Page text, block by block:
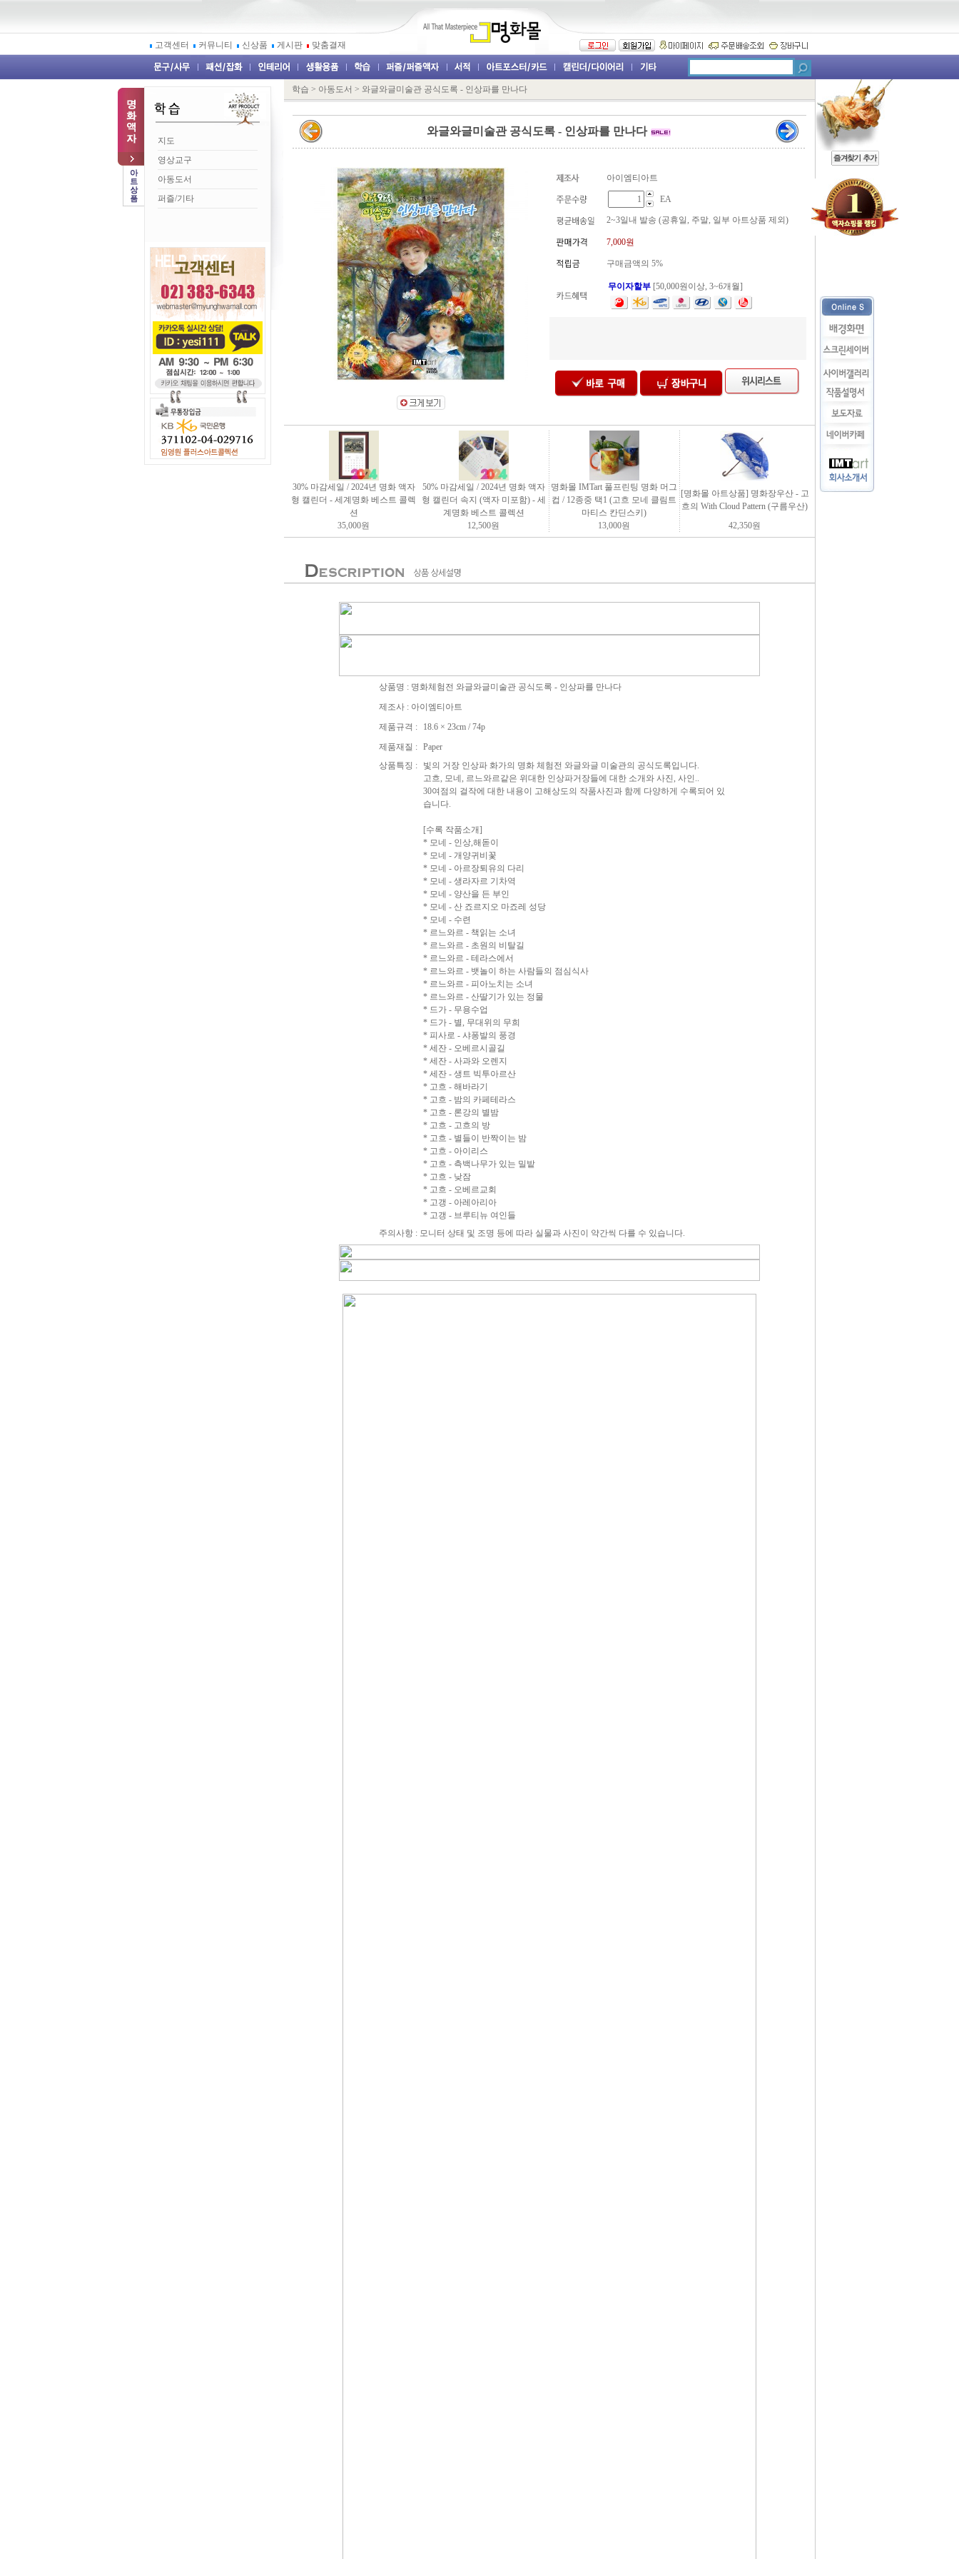
고객센터 커뮤니티 신상품 게시판 맞춤결재
지도
영상교구
아동도서
퍼즐/기타
학습 > 아동도서 > 와글와글미술관 공식도록 - 인상파를 만나다
와글와글미술관 공식도록 - 인상파를 만나다
아이엠티아트
EA
2~3일내 발송 (공휴일, 주말, 일부 아트상품 제외)
7,000원
구매금액의 5%
무이자할부 [50,000원이상, 3~6개월]
30% 마감세일 / 2024년 명화 액자
형 캘린더 - 세계명화 베스트 콜렉
션
50% 마감세일 / 2024년 명화 액자
형 캘린더 속지 (액자 미포함) - 세
계명화 베스트 콜렉션
명화몰 IMTart 풀프린팅 명화 머그
컵 / 12종중 택1 (고흐 모네 클림트
마티스 칸딘스키)
[명화몰 아트상품] 명화장우산 - 고
흐의 With Cloud Pattern (구름우산)
35,000원 12,500원 13,000원 42,350원
상품명 : 명화체험전 와글와글미술관 공식도록 - 인상파를 만나다
제조사 : 아이엠티아트
제품규격 :
18.6 × 23cm / 74p
제품재질 :
Paper
상품특징 :
빛의 거장 인상파 화가의 명화 체험전 와글와글 미술관의 공식도록입니다.
고흐, 모네, 르느와르같은 위대한 인상파거장들에 대한 소개와 사진, 사인..
30여점의 걸작에 대한 내용이 고해상도의 작품사진과 함께 다양하게 수록되어 있
습니다.
[수록 작품소개]
* 모네 - 인상,해돋이
* 모네 - 개양귀비꽃
* 모네 - 아르장퇴유의 다리
* 모네 - 생라자르 기차역
* 모네 - 양산을 든 부인
* 모네 - 산 죠르지오 마죠레 성당
* 모네 - 수련
* 르느와르 - 책읽는 소녀
* 르느와르 - 초원의 비탈길
* 르느와르 - 테라스에서
* 르느와르 - 뱃놀이 하는 사람들의 점심식사
* 르느와르 - 피아노치는 소녀
* 르느와르 - 산딸기가 있는 정물
* 드가 - 무용수업
* 드가 - 별, 무대위의 무희
* 피사로 - 샤퐁발의 풍경
* 세잔 - 오베르시골길
* 세잔 - 사과와 오렌지
* 세잔 - 생트 빅투아르산
* 고흐 - 해바라기
* 고흐 - 밤의 카페테라스
* 고흐 - 론강의 별밤
* 고흐 - 고흐의 방
* 고흐 - 별들이 반짝이는 밤
* 고흐 - 아이리스
* 고흐 - 측백나무가 있는 밀밭
* 고흐 - 낮잠
* 고흐 - 오베르교회
* 고갱 - 아레아리아
* 고갱 - 브루티뉴 여인들
주의사항 : 모니터 상태 및 조명 등에 따라 실물과 사진이 약간씩 다를 수 있습니다.